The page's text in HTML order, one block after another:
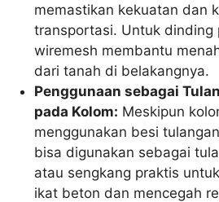
memastikan kekuatan dan
transportasi. Untuk dinding
wiremesh membantu
dari tanah di belakangnya.
Penggunaan sebagai
pada Kolom: Meskipun
menggunakan besi
bisa digunakan sebagai
atau sengkang praktis
ikat beton dan mencegah